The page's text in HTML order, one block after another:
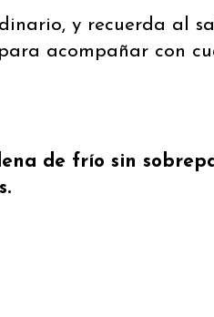
y recuerda al
acompañar con
de frío sin